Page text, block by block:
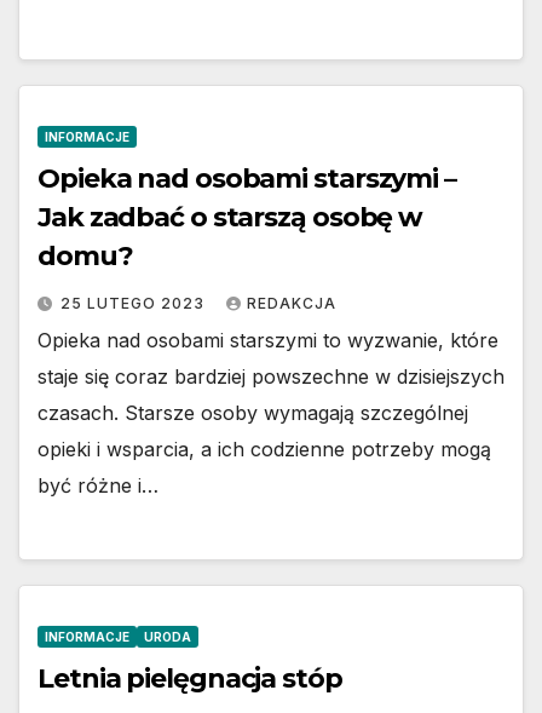
INFORMACJE
Opieka nad osobami starszymi –
Jak zadbać o starszą osobę w
domu?
25 LUTEGO 2023 REDAKCJA
Opieka nad osobami starszymi to wyzwanie, które
staje się coraz bardziej powszechne w dzisiejszych
czasach. Starsze osoby wymagają szczególnej
opieki i wsparcia, a ich codzienne potrzeby mogą
być różne i…
INFORMACJE URODA
Letnia pielęgnacja stóp